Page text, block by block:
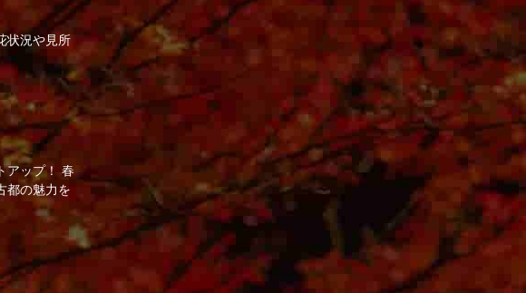
状況や見所
アップ！ 春
都の魅力を